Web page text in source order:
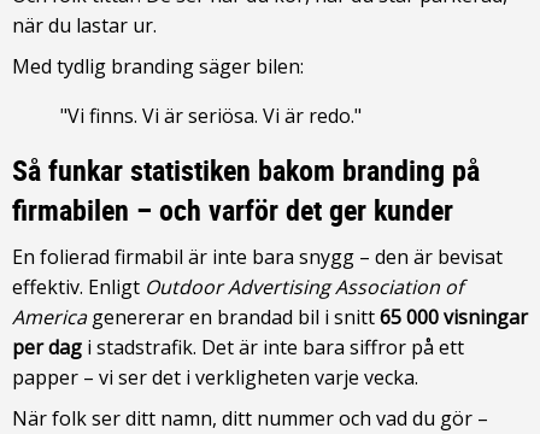
när du lastar ur.
Med tydlig branding säger bilen:
"Vi finns. Vi är seriösa. Vi är redo."
Så funkar statistiken bakom branding på
firmabilen – och varför det ger kunder
En folierad firmabil är inte bara snygg – den är bevisat
effektiv. Enligt Outdoor Advertising Association of
Americagenererar en brandad bil i snitt65 000 visningar
per dag i stadstrafik. Det är inte bara siffror på ett
papper – vi ser det i verkligheten varje vecka.
När folk ser ditt namn, ditt nummer och vad du gör –